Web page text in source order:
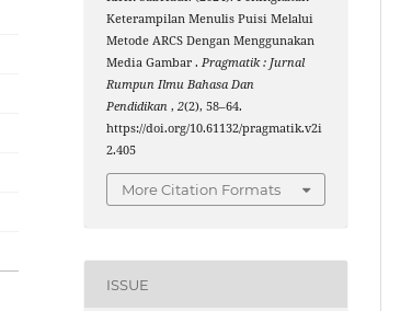
Keterampilan Menulis Puisi Melalui
Metode ARCS Dengan Menggunakan
Media Gambar .Pragmatik : Jurnal
Rumpun Ilmu Bahasa Dan
Pendidikan,2(2), 58–64.
https://doi.org/10.61132/pragmatik.v2i
2.405
More Citation Formats
ISSUE